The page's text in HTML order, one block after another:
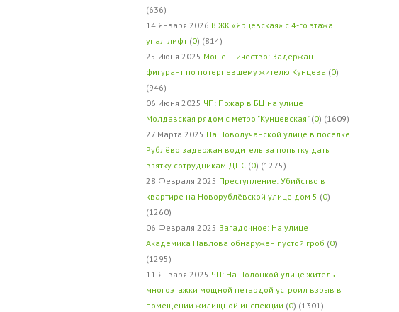
(636)
14 Января 2026 В ЖК «Ярцевская» с 4-го этажа
упал лифт (0) (814)
25 Июня 2025 Мошенничество: Задержан
фигурант по потерпевшему жителю Кунцева (0)
(946)
06 Июня 2025 ЧП: Пожар в БЦ на улице
Молдавская рядом с метро "Кунцевская" (0) (1609)
27 Марта 2025 На Новолучанской улице в посёлке
Рублёво задержан водитель за попытку дать
взятку сотрудникам ДПС (0) (1275)
28 Февраля 2025 Преступление: Убийство в
квартире на Новорублёвской улице дом 5 (0)
(1260)
06 Февраля 2025 Загадочное: На улице
Академика Павлова обнаружен пустой гроб (0)
(1295)
11 Января 2025 ЧП: На Полоцкой улице житель
многоэтажки мощной петардой устроил взрыв в
помещении жилищной инспекции (0) (1301)